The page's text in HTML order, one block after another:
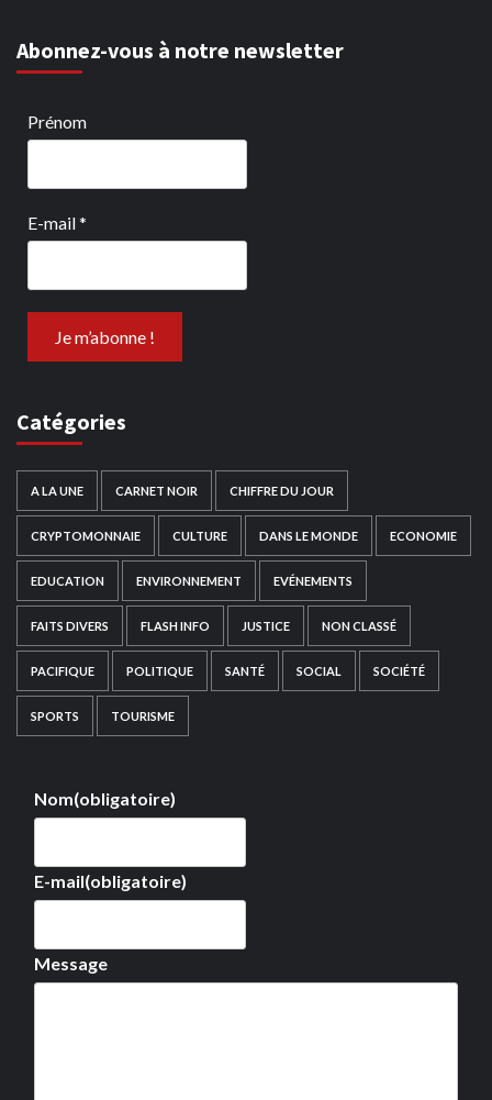
Abonnez-vous à notre newsletter
Prénom
E-mail*
Catégories
A LA UNE CARNET NOIR CHIFFRE DU JOUR
CRYPTOMONNAIE CULTURE DANS LE MONDE ECONOMIE
EDUCATION ENVIRONNEMENT EVÉNEMENTS
FAITS DIVERS FLASH INFO JUSTICE NON CLASSÉ
PACIFIQUE POLITIQUE SANTÉ SOCIAL SOCIÉTÉ
SPORTS TOURISME
Nom(obligatoire)
E-mail(obligatoire)
Message